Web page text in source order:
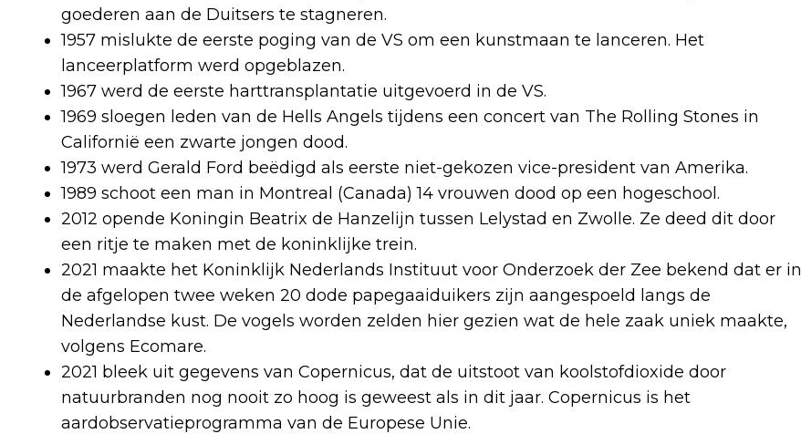
goederen aan de Duitsers te stagneren.
1957 mislukte de eerste poging van de VS om een kunstmaan te lanceren. Het
lanceerplatform werd opgeblazen.
1967 werd de eerste harttransplantatie uitgevoerd in de VS.
1969 sloegen leden van de Hells Angels tijdens een concert van The Rolling Stones in
Californië een zwarte jongen dood.
1973 werd Gerald Ford beëdigd als eerste niet-gekozen vice-president van Amerika.
1989 schoot een man in Montreal (Canada) 14 vrouwen dood op een hogeschool.
2012 opende Koningin Beatrix de Hanzelijn tussen Lelystad en Zwolle. Ze deed dit door
een ritje te maken met de koninklijke trein.
2021 maakte het Koninklijk Nederlands Instituut voor Onderzoek der Zee bekend dat er in
de afgelopen twee weken 20 dode papegaaiduikers zijn aangespoeld langs de
Nederlandse kust. De vogels worden zelden hier gezien wat de hele zaak uniek maakte,
volgens Ecomare.
2021 bleek uit gegevens van Copernicus, dat de uitstoot van koolstofdioxide door
natuurbranden nog nooit zo hoog is geweest als in dit jaar. Copernicus is het
aardobservatieprogramma van de Europese Unie.